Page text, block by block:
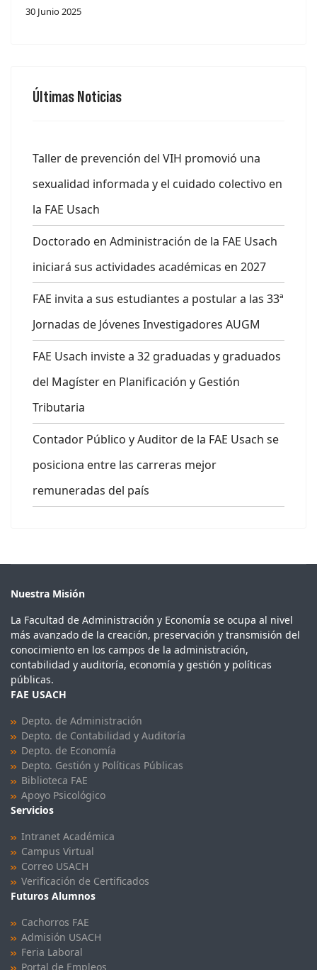
30 Junio 2025
Últimas Noticias
Taller de prevención del VIH promovió una
sexualidad informada y el cuidado colectivo en
la FAE Usach
Doctorado en Administración de la FAE Usach
iniciará sus actividades académicas en 2027
FAE invita a sus estudiantes a postular a las 33ª
Jornadas de Jóvenes Investigadores AUGM
FAE Usach inviste a 32 graduadas y graduados
del Magíster en Planificación y Gestión
Tributaria
Contador Público y Auditor de la FAE Usach se
posiciona entre las carreras mejor
remuneradas del país
Nuestra Misión
La Facultad de Administración y Economía se ocupa al nivel
más avanzado de la creación, preservación y transmisión del
conocimiento en los campos de la administración,
contabilidad y auditoría, economía y gestión y políticas
públicas.
FAE USACH
Depto. de Administración
Depto. de Contabilidad y Auditoría
Depto. de Economía
Depto. Gestión y Políticas Públicas
Biblioteca FAE
Apoyo Psicológico
Servicios
Intranet Académica
Campus Virtual
Correo USACH
Verificación de Certificados
Futuros Alumnos
Cachorros FAE
Admisión USACH
Feria Laboral
Portal de Empleos